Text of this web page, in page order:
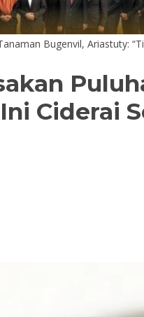
Bugenvil, Ariastuty:
Ciderai